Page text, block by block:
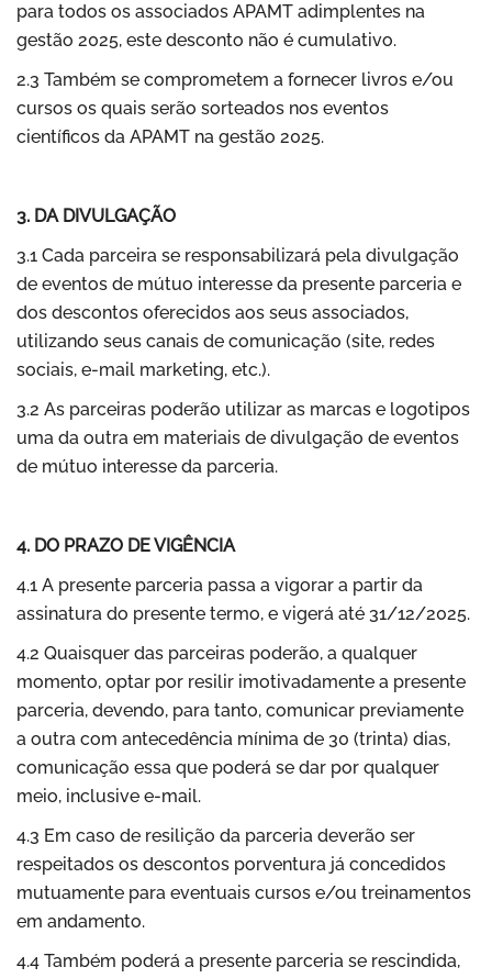
para todos os associados APAMT adimplentes na
gestão 2025, este desconto não é cumulativo.
2.3 Também se comprometem a fornecer livros e/ou
cursos os quais serão sorteados nos eventos
científicos da APAMT na gestão 2025.
3. DA DIVULGAÇÃO
3.1 Cada parceira se responsabilizará pela divulgação
de eventos de mútuo interesse da presente parceria e
dos descontos oferecidos aos seus associados,
utilizando seus canais de comunicação (site, redes
sociais, e-mail marketing, etc.).
3.2 As parceiras poderão utilizar as marcas e logotipos
uma da outra em materiais de divulgação de eventos
de mútuo interesse da parceria.
4. DO PRAZO DE VIGÊNCIA
4.1 A presente parceria passa a vigorar a partir da
assinatura do presente termo, e vigerá até 31/12/2025.
4.2 Quaisquer das parceiras poderão, a qualquer
momento, optar por resilir imotivadamente a presente
parceria, devendo, para tanto, comunicar previamente
a outra com antecedência mínima de 30 (trinta) dias,
comunicação essa que poderá se dar por qualquer
meio, inclusive e-mail.
4.3 Em caso de resilição da parceria deverão ser
respeitados os descontos porventura já concedidos
mutuamente para eventuais cursos e/ou treinamentos
em andamento.
4.4 Também poderá a presente parceria se rescindida,